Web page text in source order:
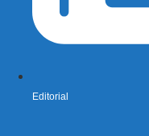
Editorial